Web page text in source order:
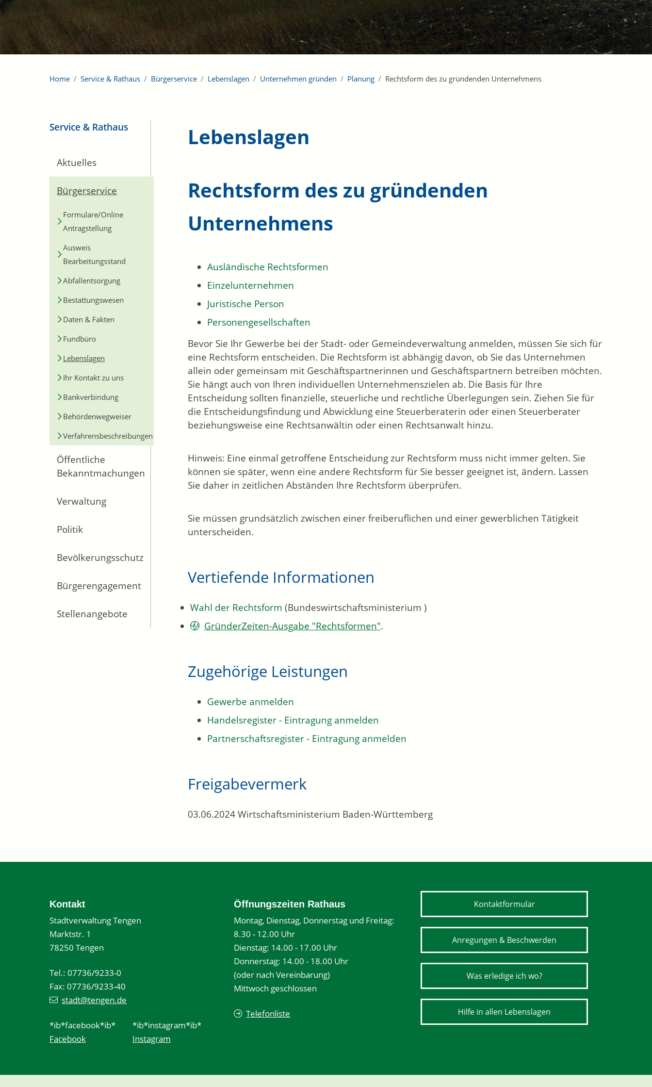
Home Service & Rathaus Bürgerservice Lebenslagen Unternehmen gründen Planung Rechtsform des zu gründenden Unternehmens
Service & Rathaus
Aktuelles
Bürgerservice
Formulare/Online
Antragstellung
Ausweis
Bearbeitungsstand
Abfallentsorgung
Bestattungswesen
Daten & Fakten
Fundbüro
Lebenslagen
Ihr Kontakt zu uns
Bankverbindung
Behördenwegweiser
Verfahrensbeschreibungen
Öffentliche
Bekanntmachungen
Verwaltung
Politik
Bevölkerungsschutz
Bürgerengagement
Stellenangebote
Lebenslagen
Rechtsform des zu gründenden
Unternehmens
Ausländische Rechtsformen
Einzelunternehmen
Juristische Person
Personengesellschaften
Bevor Sie Ihr Gewerbe bei der Stadt- oder Gemeindeverwaltung anmelden, müssen Sie sich für
eine Rechtsform entscheiden. Die Rechtsform ist abhängig davon, ob Sie das Unternehmen
allein oder gemeinsam mit Geschäftspartnerinnen und Geschäftspartnern betreiben möchten.
Sie hängt auch von Ihren individuellen Unternehmenszielen ab. Die Basis für Ihre
Entscheidung sollten finanzielle, steuerliche und rechtliche Überlegungen sein. Ziehen Sie für
die Entscheidungsfindung und Abwicklung eine Steuerberaterin oder einen Steuerberater
beziehungsweise eine Rechtsanwältin oder einen Rechtsanwalt hinzu.
Hinweis: Eine einmal getroffene Entscheidung zur Rechtsform muss nicht immer gelten. Sie
können sie später, wenn eine andere Rechtsform für Sie besser geeignet ist, ändern. Lassen
Sie daher in zeitlichen Abständen Ihre Rechtsform überprüfen.
Sie müssen grundsätzlich zwischen einer freiberuflichen und einer gewerblichen Tätigkeit
unterscheiden.
Vertiefende Informationen
Wahl der Rechtsform (Bundeswirtschaftsministerium )
GründerZeiten-Ausgabe "Rechtsformen".
Zugehörige Leistungen
Gewerbe anmelden
Handelsregister - Eintragung anmelden
Partnerschaftsregister - Eintragung anmelden
Freigabevermerk
03.06.2024 Wirtschaftsministerium Baden-Württemberg
Kontakt
Stadtverwaltung Tengen
Marktstr. 1
78250 Tengen
Tel.: 07736/9233-0
Fax: 07736/9233-40
stadt@tengen.de
*ib*facebook*ib*
Facebook
*ib*instagram*ib*
Instagram
Öffnungszeiten Rathaus
Montag, Dienstag, Donnerstag und Freitag:
8.30 - 12.00 Uhr
Dienstag: 14.00 - 17.00 Uhr
Donnerstag: 14.00 - 18.00 Uhr
(oder nach Vereinbarung)
Mittwoch geschlossen
Telefonliste
Kontaktformular
Anregungen & Beschwerden
Was erledige ich wo?
Hilfe in allen Lebenslagen